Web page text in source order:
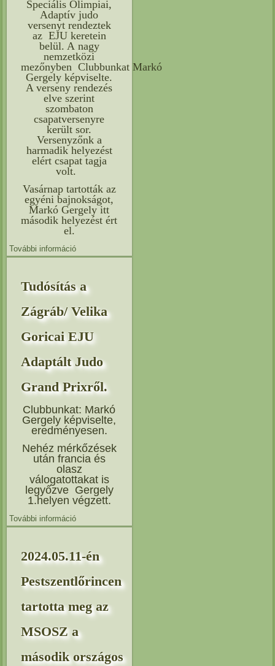
Speciális Olimpiai,
Adaptív judo
versenyt rendeztek
az EJU keretein
belül. A nagy
nemzetközi
mezőnyben Clubbunkat Markó
Gergely képviselte.
A verseny rendezés
elve szerint
szombaton
csapatversenyre
került sor.
Versenyzőnk a
harmadik helyezést
elért csapat tagja
volt.
Vasárnap tartották az
egyéni bajnokságot,
Markó Gergely itt
második helyezést ért
el.
További információ
versenyről. tartalommal kapcsolatosan
Tudósítás a
Zágráb/ Velika
Goricai EJU
Adaptált Judo
Grand Prixről.
Clubbunkat: Markó
Gergely képviselte,
eredményesen.
Nehéz mérkőzések
után francia és
olasz
válogatottakat is
legyőzve Gergely
1.helyen végzett.
További információ
Grand Prixről. tartalommal kapcsolatosan
2024.05.11-én
Pestszentlőrincen
tartotta meg az
MSOSZ a
második országos